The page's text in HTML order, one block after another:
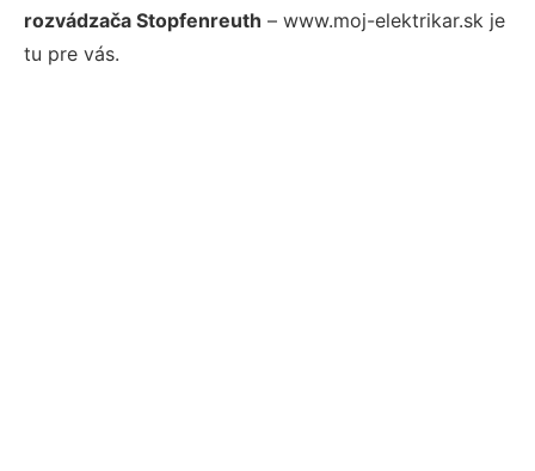
rozvádzača Stopfenreuth – www.moj-elektrikar.sk je
tu pre vás.